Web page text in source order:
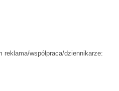
współpraca/dziennikarze: